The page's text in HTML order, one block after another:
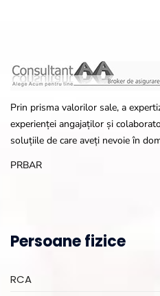
Prin prisma valorilor sale, a
experienței angajaților și
soluțiile de care aveți nevoie în
PRBAR
Persoane fizice
RCA